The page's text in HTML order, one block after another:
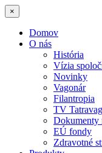
×
Domov
O nás
História
Vízia
Novinky
Vagonár
Filantropia
TV
Dokumenty
EÚ fondy
Zdravotné